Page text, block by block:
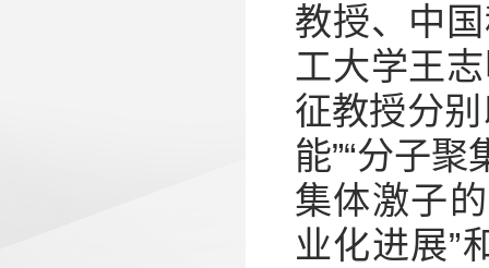
教授、中
工大学王
征教授分
能”“分子
集体激子
业化进展”